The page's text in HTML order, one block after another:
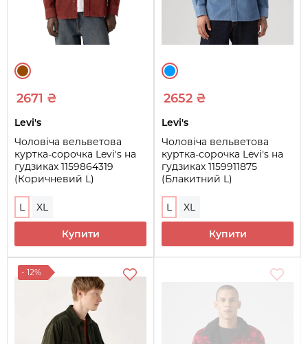
2671 ₴
Levi's
Чоловіча вельветова
куртка-сорочка Levi's на
гудзиках 1159864319
(Коричневий L)
L XL
Купити
2652 ₴
Levi's
Чоловіча вельветова
куртка-сорочка Levi's на
гудзиках 1159911875
(Блакитний L)
L XL
Купити
- 12%